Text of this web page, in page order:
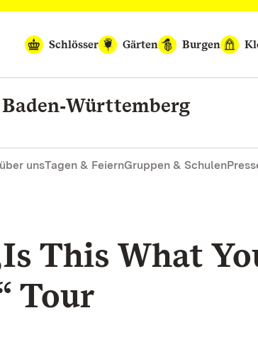
Schlösser
Gärten Burgen
unsTagen & FeiernGruppen & Schulen
This What
Tour